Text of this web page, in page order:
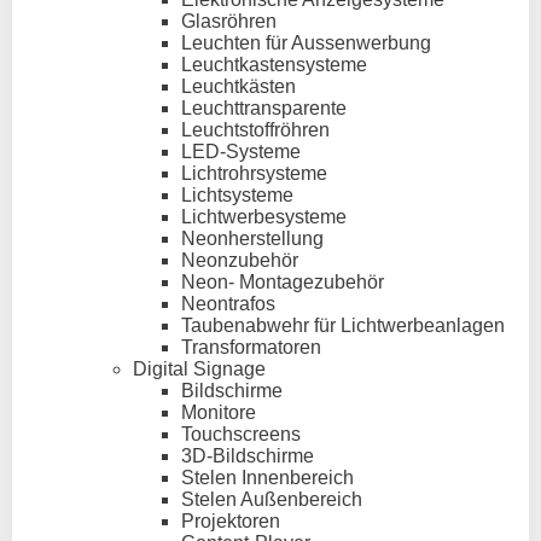
Glasröhren
Leuchten für Aussenwerbung
Leuchtkastensysteme
Leuchtkästen
Leuchttransparente
Leuchtstoffröhren
LED-Systeme
Lichtrohrsysteme
Lichtsysteme
Lichtwerbesysteme
Neonherstellung
Neonzubehör
Neon- Montagezubehör
Neontrafos
Taubenabwehr für Lichtwerbeanlagen
Transformatoren
Digital Signage
Bildschirme
Monitore
Touchscreens
3D-Bildschirme
Stelen Innenbereich
Stelen Außenbereich
Projektoren